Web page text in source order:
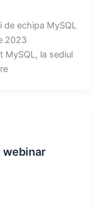
de echipa MySQL
2023
MySQL, la sediul
webinar